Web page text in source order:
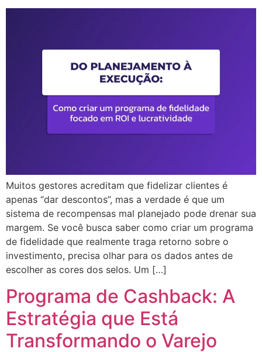
Muitos gestores acreditam que fidelizar clientes é
apenas “dar descontos”, mas a verdade é que um
sistema de recompensas mal planejado pode drenar sua
margem. Se você busca saber como criar um programa
de fidelidade que realmente traga retorno sobre o
investimento, precisa olhar para os dados antes de
escolher as cores dos selos. Um […]
Programa de Cashback: A
Estratégia que Está
Transformando o Varejo